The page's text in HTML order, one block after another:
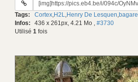
gif:
Tags: Cortex,H2L,Henry De Lesquen,bagare
Infos: 436 x 261px, 4.21 Mo , #3730
Utilisé 1 fois